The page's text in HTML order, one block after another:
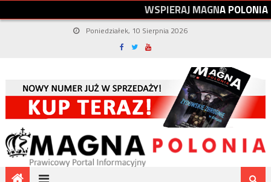
WSPIERAJMAGNAPOLONIA
Poniedziałek, 10 Sierpnia 2026